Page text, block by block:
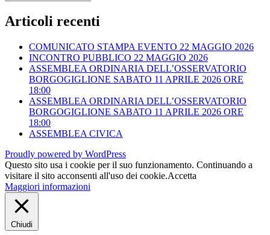
Articoli recenti
COMUNICATO STAMPA EVENTO 22 MAGGIO 2026
INCONTRO PUBBLICO 22 MAGGIO 2026
ASSEMBLEA ORDINARIA DELL’OSSERVATORIO
BORGOGIGLIONE SABATO 11 APRILE 2026 ORE
18:00
ASSEMBLEA ORDINARIA DELL’OSSERVATORIO
BORGOGIGLIONE SABATO 11 APRILE 2026 ORE
18:00
ASSEMBLEA CIVICA
Proudly powered by WordPress
Questo sito usa i cookie per il suo funzionamento. Continuando a
visitare il sito acconsenti all'uso dei cookie.Accetta
Maggiori informazioni
Chiudi